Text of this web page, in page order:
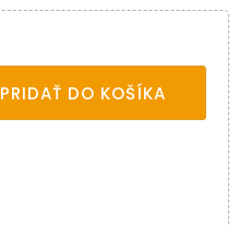
PRIDAŤ DO KOŠÍKA